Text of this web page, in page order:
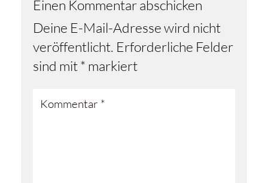
Einen Kommentar abschicken
Deine E-Mail-Adresse wird nicht
veröffentlicht. Erforderliche Felder
sind mit* markiert